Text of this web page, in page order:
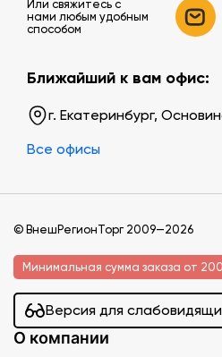
Или свяжитесь c
нами любым удобным
способом
Ближайший к вам офис:
г. Екатеринбург,
Все офисы
© ВнешРегионТорг 2009—2026
Минимальная сумма заказа от
Версия для
О компании